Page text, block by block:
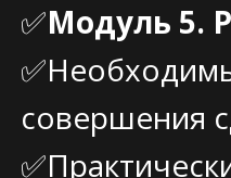
✅Модуль 5.
совершения